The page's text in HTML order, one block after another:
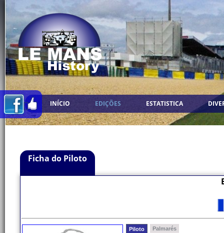
INÍCIO EDIÇÕES ESTATISTICA
Ficha do Piloto
Piloto Palmarés